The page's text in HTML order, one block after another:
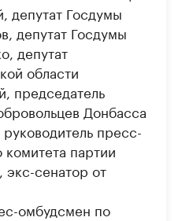
депутат Госдумы
депутат Госдумы
депутат
области
председатель
Донбасса
пресс-
партии
сенатор от
омбудсмен по